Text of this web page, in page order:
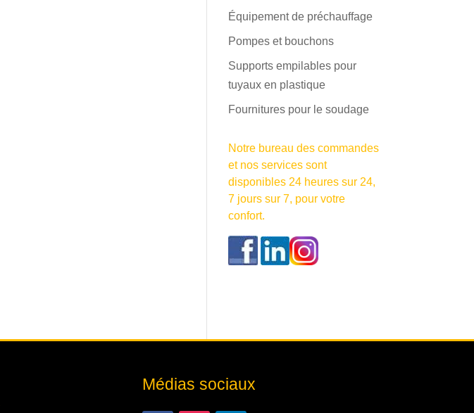
Équipement de préchauffage
Pompes et bouchons
Supports empilables pour
tuyaux en plastique
Fournitures pour le soudage
Notre bureau des commandes
et nos services sont
disponibles 24 heures sur 24,
7 jours sur 7, pour votre
confort.
Médias sociaux